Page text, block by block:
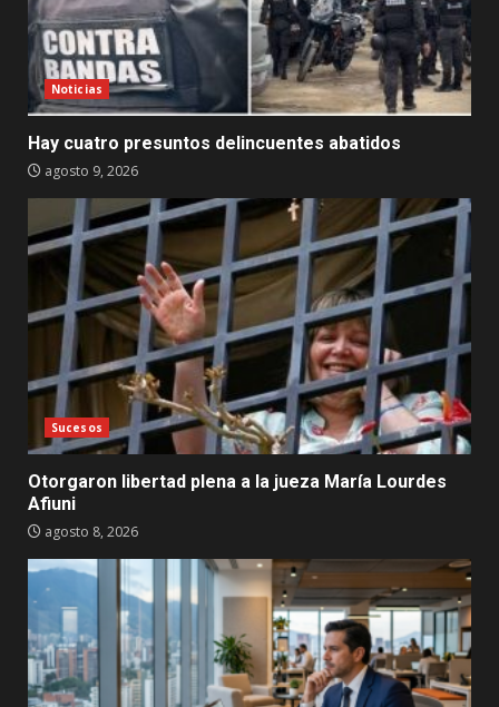
Noticias
Hay cuatro presuntos delincuentes abatidos
agosto 9, 2026
Sucesos
Otorgaron libertad plena a la jueza María Lourdes
Afiuni
agosto 8, 2026